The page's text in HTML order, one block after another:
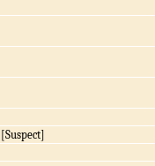
[Suspect]